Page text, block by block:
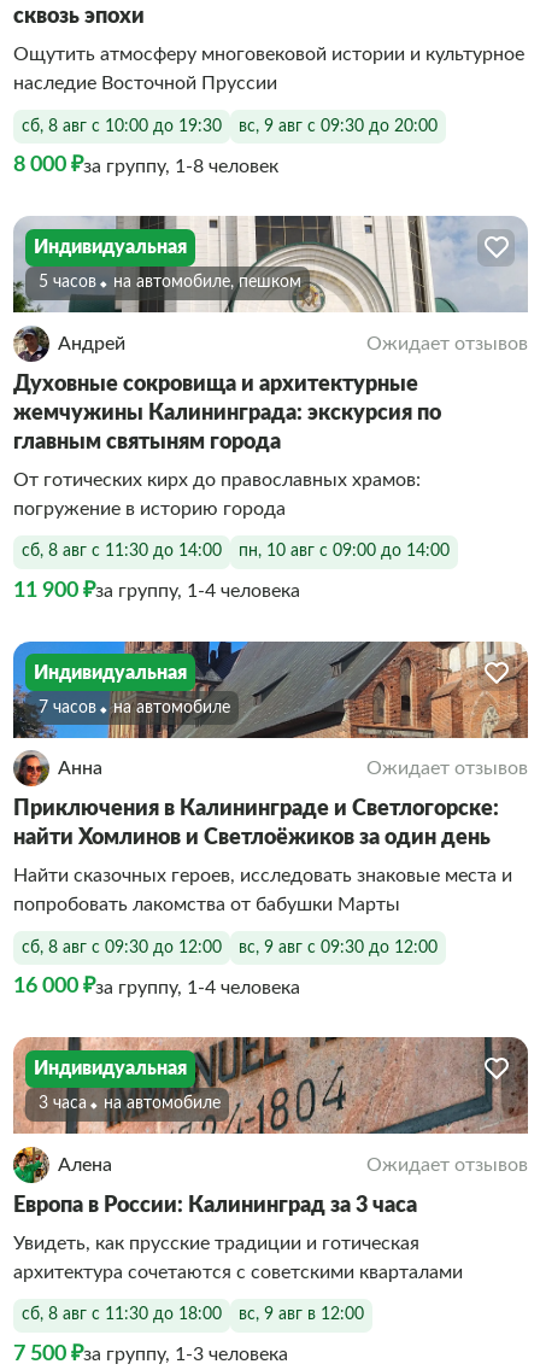
сквозь эпохи
Ощутить атмосферу многовековой истории и культурное
наследие Восточной Пруссии
сб, 8 авг с 10:00 до 19:30 вс, 9 авг с 09:30 до 20:00
8 000 ₽за группу, 1-8 человек
Индивидуальная
5 часов На автомобиле, пешком
Андрей Ожидает отзывов
Духовные сокровища и архитектурные
жемчужины Калининграда: экскурсия по
главным святыням города
От готических кирх до православных храмов:
погружение в историю города
сб, 8 авг с 11:30 до 14:00 пн, 10 авг с 09:00 до 14:00
11 900 ₽за группу, 1-4 человека
Индивидуальная
7 часов На автомобиле
Анна Ожидает отзывов
Приключения в Калининграде и Светлогорске:
найти Хомлинов и Светлоёжиков за один день
Найти сказочных героев, исследовать знаковые места и
попробовать лакомства от бабушки Марты
сб, 8 авг с 09:30 до 12:00 вс, 9 авг с 09:30 до 12:00
16 000 ₽за группу, 1-4 человека
Индивидуальная
3 часа На автомобиле
Алена Ожидает отзывов
Европа в России: Калининград за 3 часа
Увидеть, как прусские традиции и готическая
архитектура сочетаются с советскими кварталами
сб, 8 авг с 11:30 до 18:00 вс, 9 авг в 12:00
7 500 ₽за группу, 1-3 человека